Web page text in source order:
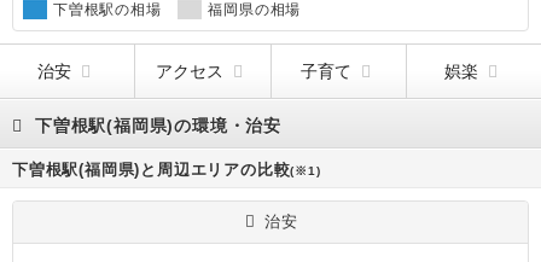
下曽根駅の相場 福岡県の相場
治安 アクセス 子育て 娯楽
下曽根駅(福岡県)の環境・治安
下曽根駅(福岡県)と周辺エリアの比較(※1)
治安